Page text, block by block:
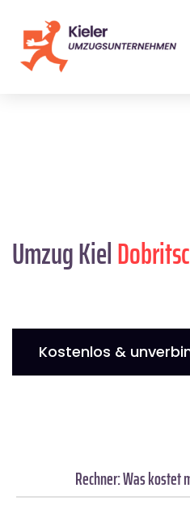
Umzug Kiel
Kostenlos &
Rechner: Was kostet